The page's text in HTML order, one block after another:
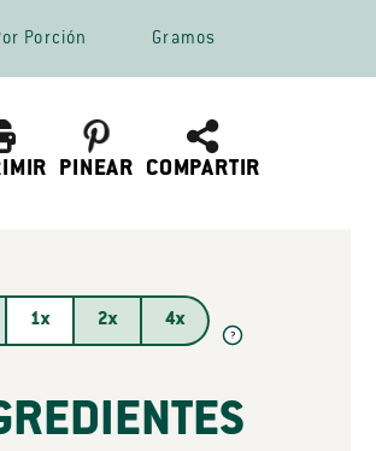
Porción Gramos
PINEAR COMPARTIR
1x 2x 4x
?